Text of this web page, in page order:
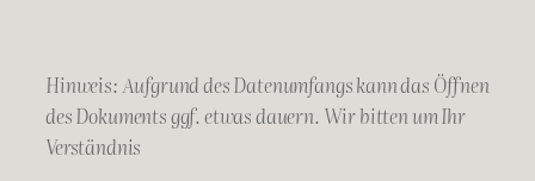
Hinweis: Aufgrund des Datenumfangs kann das Öffnen
des Dokuments ggf. etwas dauern. Wir bitten um Ihr
Verständnis